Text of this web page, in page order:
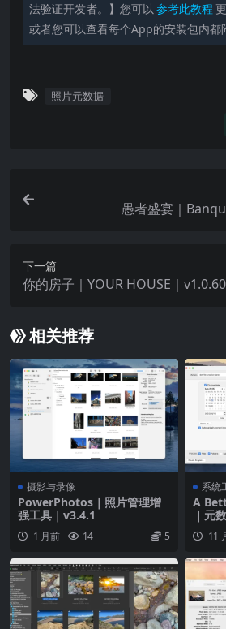
📌 支持的元数据标签：
机型号、镜头型号、ISO、光圈、
经纬度、高度、图像方向、拍摄日
• Canon：镜头类型、用户名称等
• FUJI：胶片模式、动态范围、白平
• Sigma RAW：ISO
📰 IPTC 标签：
作者、标题、版权、说明、城市、
摄影常用标签。
💡 XMP 标签：
序列号、镜头信息、创建/修改时间
包括是否使用全景查看器、拼接软
图尺寸、裁剪信息、源图数量等。
法验证开发者。】您可以 参考此教程
或者您可以查看每个App的安装包内都
照片元数据
愚者盛宴｜
下一篇
你的房子｜YOUR HOUSE｜v1.0.60
相关推荐
摄影与录像
PowerPhotos｜照片管理增
强工具｜v3.4.1
1 月前 14 5
系统
A
｜元
11